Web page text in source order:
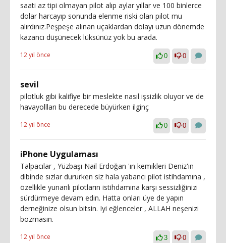
saati az tipi olmayan pilot alıp aylar yıllar ve 100 binlerce
dolar harcayıp sonunda elenme riski olan pilot mu
alırdınız.Peşpeşe alınan uçaklardan dolayı uzun dönemde
kazancı düşünecek lüksünüz yok bu arada.
12 yıl önce 0 0
sevil
pilotluk gibi kalifiye bir meslekte nasıl işsizlik oluyor ve de
havayollları bu derecede büyürken ilginç
12 yıl önce 0 0
iPhone Uygulaması
Talpacılar , Yüzbaşı Nail Erdoğan 'ın kemikleri Deniz'in
dibinde sızlar dururken siz hala yabancı pilot istihdamına ,
özellikle yunanlı pilotların istihdamına karşı sessizliğinizi
sürdürmeye devam edin. Hatta onları üye de yapın
derneğinize olsun bitsin. Iyi eğlenceler , ALLAH neşenizi
bozmasın.
12 yıl önce 3 0